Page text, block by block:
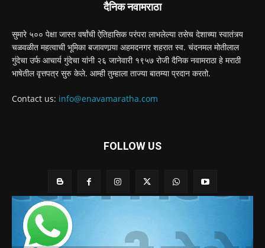
दैनिक नवामराठा
सुमारे ५०० पेक्षा जास्त वर्षांची ऐतिहासिक परंपरा लाभलेल्या तसेच देशाच्या स्वातंत्र्य
चळवळीत महत्वाची भूमिका बजावणार्‍या अहमदनगर शहरात स्व. चंदनमल मोतीलाल
गुंदेचा उर्फ आचार्य गुंदेचा यांनी २६ जानेवारी १९५७ रोजी दैनिक नवामराठा हे मराठी
भाषेतील वृत्तपत्र सुरु केले. आम्ही तुम्हाला ताज्या बातम्या प्रदान करतो.
Contact us: info@enavamaratha.com
FOLLOW US